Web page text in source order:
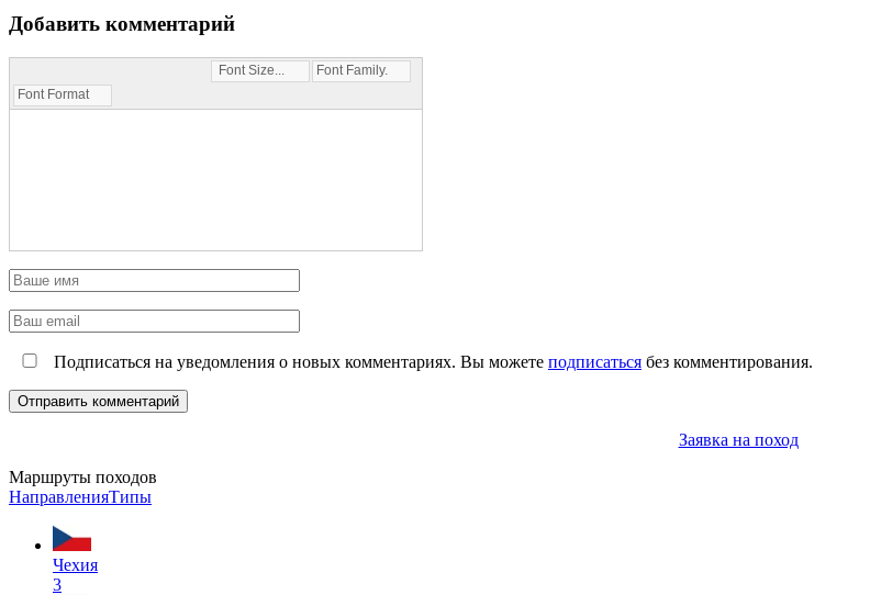
Добавить комментарий
Font Size...
Font Family...
Font Format...
Подписаться на уведомления о новых комментариях. Вы можете подписаться без комментирования.
Заявка на поход
Маршруты походов
НаправленияТипы
Чехия
3